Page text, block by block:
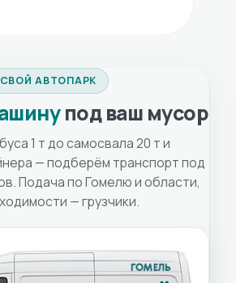
СВОЙ АВТОПАРК
под ваш мусор
1 т до самосвала 20 т и
— подберём транспорт под
Подача по Гомелю и области,
— грузчики.